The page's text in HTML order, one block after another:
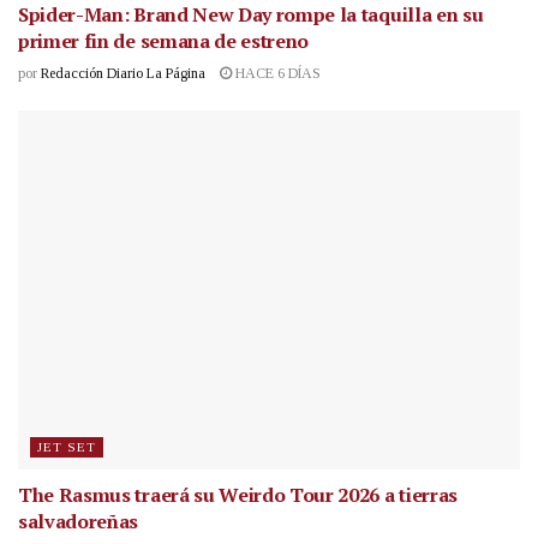
Spider-Man: Brand New Day rompe la taquilla en su
primer fin de semana de estreno
por Redacción Diario La Página HACE 6 DÍAS
JET SET
The Rasmus traerá su Weirdo Tour 2026 a tierras
salvadoreñas